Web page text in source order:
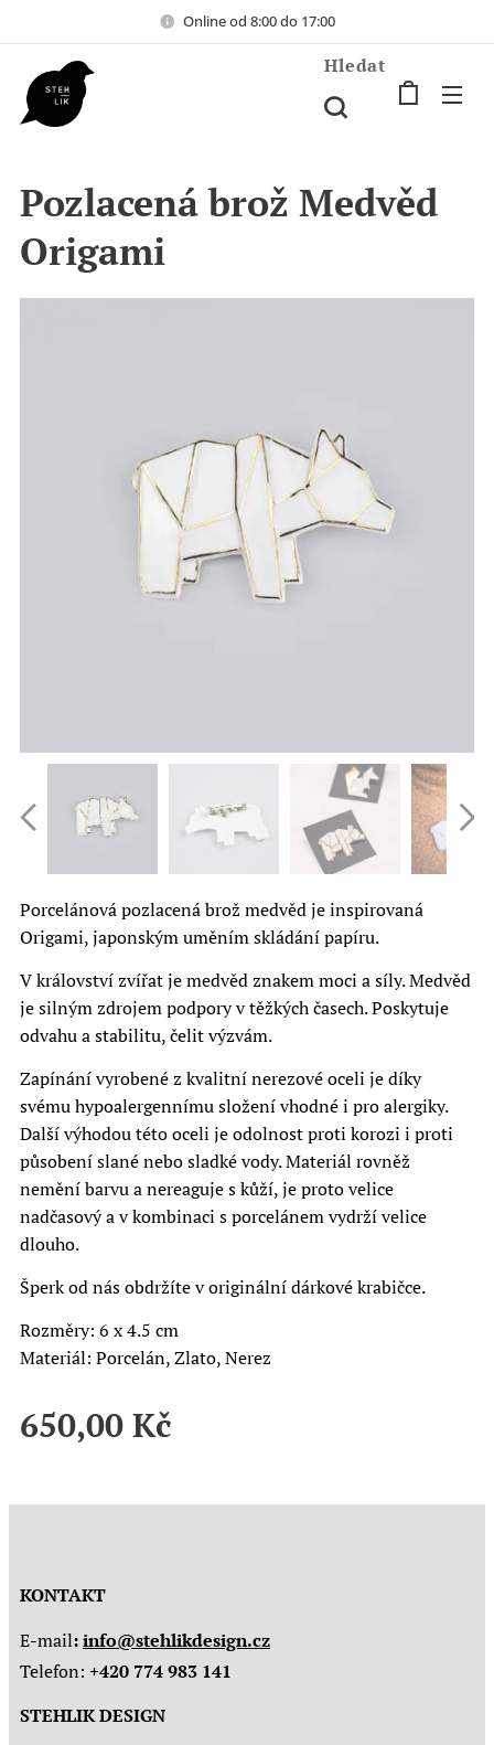
Online od 8:00 do 17:00
Hledat
Pozlacená brož Medvěd
Origami
Porcelánová pozlacená brož medvěd je inspirovaná
Origami, japonským uměním skládání papíru.
V království zvířat je medvěd znakem moci a síly. Medvěd
je silným zdrojem podpory v těžkých časech. Poskytuje
odvahu a stabilitu, čelit výzvám.
Zapínání vyrobené z kvalitní nerezové oceli je díky
svému hypoalergennímu složení vhodné i pro alergiky.
Další výhodou této oceli je odolnost proti korozi i proti
působení slané nebo sladké vody. Materiál rovněž
nemění barvu a nereaguje s kůží, je proto velice
nadčasový a v kombinaci s porcelánem vydrží velice
dlouho.
Šperk od nás obdržíte v originální dárkové krabičce.
Rozměry: 6 x 4.5 cm
Materiál: Porcelán, Zlato, Nerez
650,00 Kč
KONTAKT
E-mail:info@stehlikdesign.cz
Telefon: +420 774 983 141
STEHLIK DESIGN